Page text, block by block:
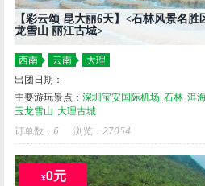
【彩云颂 昆大丽6天】<石林风景名
龙雪山 丽江古城>
西南 云南
大理
出团日期：
主要游玩景点：深圳宝安国际机场 石林 洱
玉龙雪山 大理古城
订单数： 6 浏览：27054
¥0元